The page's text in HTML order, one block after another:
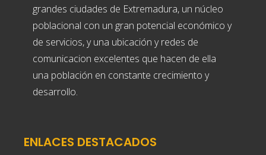
grandes ciudades de Extremadura, un núcleo
poblacional con un gran potencial económico y
de servicios, y una ubicación y redes de
comunicacion excelentes que hacen de ella
una población en constante crecimiento y
desarrollo.
ENLACES DESTACADOS